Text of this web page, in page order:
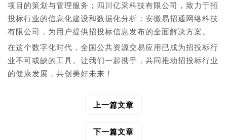
项目的策划与管理服务；四川亿采科技有限公司，致力于招
投标行业的信息化建设和数据化分析；安徽易招通网络科技
有限公司，为用户提供招投标信息发布的全面解决方案。
在这个数字化时代，全国公共资源交易应用已成为招投标行
业不可或缺的工具。让我们一起携手，共同推动招投标行业
的健康发展，共创美好未来！
上一篇文章
下一篇文章